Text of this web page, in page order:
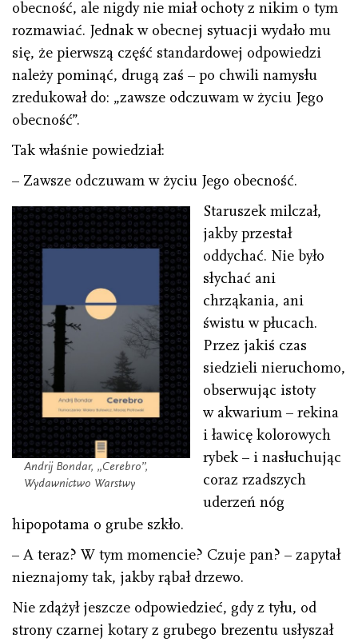
obecność, ale nigdy nie miał ochoty z nikim o tym
rozmawiać. Jednak w obecnej sytuacji wydało mu
się, że pierwszą część standardowej odpowiedzi
należy pominąć, drugą zaś – po chwili namysłu
zredukował do: „zawsze odczuwam w życiu Jego
obecność”.
Tak właśnie powiedział:
– Zawsze odczuwam w życiu Jego obecność.
Andrij Bondar, „Cerebro”,
Wydawnictwo Warstwy
Staruszek milczał,
jakby przestał
oddychać. Nie było
słychać ani
chrząkania, ani
świstu w płucach.
Przez jakiś czas
siedzieli nieruchomo,
obserwując istoty
w akwarium – rekina
i ławicę kolorowych
rybek – i nasłuchując
coraz rzadszych
uderzeń nóg
hipopotama o grube szkło.
– A teraz? W tym momencie? Czuje pan? – zapytał
nieznajomy tak, jakby rąbał drzewo.
Nie zdążył jeszcze odpowiedzieć, gdy z tyłu, od
strony czarnej kotary z grubego brezentu usłyszał